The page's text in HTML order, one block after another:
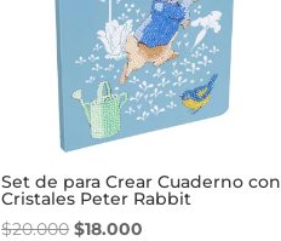
Set de para Crear Cuaderno con
Cristales Peter Rabbit
$20.000 El
$18.000